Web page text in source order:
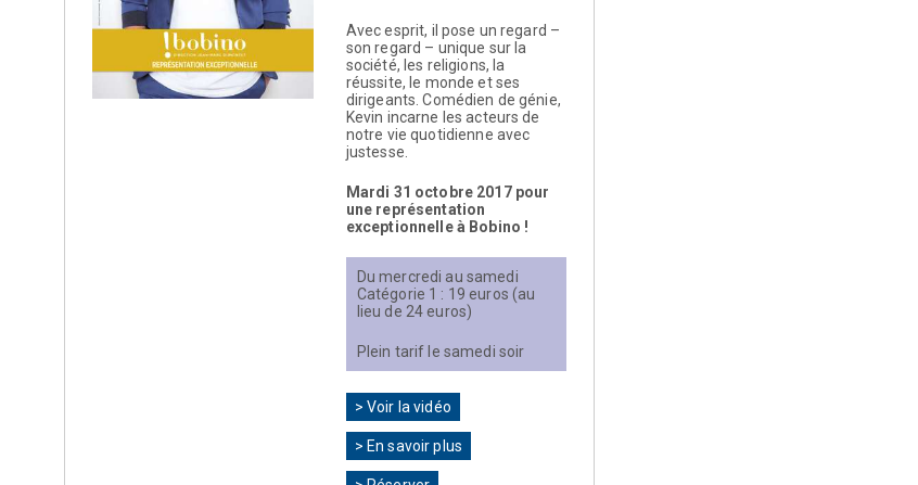
Avec esprit, il pose un regard –
son regard – unique sur la
société, les religions, la
réussite, le monde et ses
dirigeants. Comédien de génie,
Kevin incarne les acteurs de
notre vie quotidienne avec
justesse.
Mardi 31 octobre 2017 pour
une représentation
exceptionnelle à Bobino !
Du mercredi au samedi
Catégorie 1 : 19 euros (au
lieu de 24 euros)
Plein tarif le samedi soir
> Voir la vidéo
> En savoir plus